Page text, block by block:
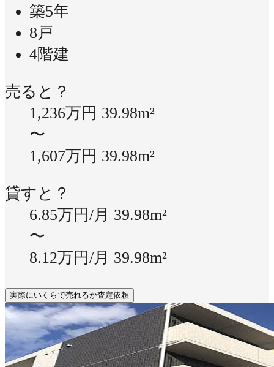
築5年
8戸
4階建
売ると？
1,236万円 39.98m²
〜
1,607万円 39.98m²
貸すと？
6.85万円/月 39.98m²
〜
8.12万円/月 39.98m²
実際にいくらで売れるか査定依頼